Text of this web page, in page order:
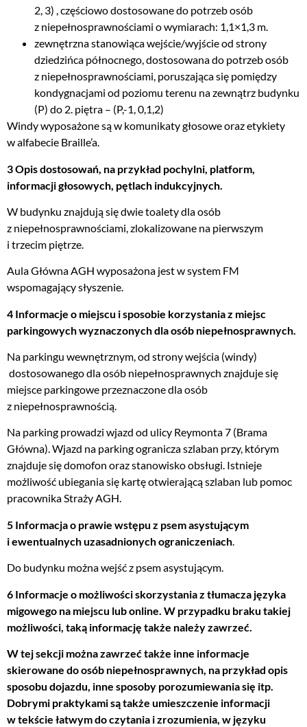
2, 3) , częściowo dostosowane do potrzeb osób
z niepełnosprawnościami o wymiarach: 1,1×1,3 m.
zewnętrzna stanowiąca wejście/wyjście od strony
dziedzińca północnego, dostosowana do potrzeb osób
z niepełnosprawnościami, poruszająca się pomiędzy
kondygnacjami od poziomu terenu na zewnątrz budynku
(P) do 2. piętra – (P,-1, 0,1,2)
Windy wyposażone są w komunikaty głosowe oraz etykiety
w alfabecie Braille’a.
3 Opis dostosowań, na przykład pochylni, platform,
informacji głosowych, pętlach indukcyjnych.
W budynku znajdują się dwie toalety dla osób
z niepełnosprawnościami, zlokalizowane na pierwszym
i trzecim piętrze.
Aula Główna AGH wyposażona jest w system FM
wspomagający słyszenie.
4 Informacje o miejscu i sposobie korzystania z miejsc
parkingowych wyznaczonych dla osób niepełnosprawnych.
Na parkingu wewnętrznym, od strony wejścia (windy)
dostosowanego dla osób niepełnosprawnych znajduje się
miejsce parkingowe przeznaczone dla osób
z niepełnosprawnością.
Na parking prowadzi wjazd od ulicy Reymonta 7 (Brama
Główna). Wjazd na parking ogranicza szlaban przy, którym
znajduje się domofon oraz stanowisko obsługi. Istnieje
możliwość ubiegania się kartę otwierającą szlaban lub pomoc
pracownika Straży AGH.
5 Informacja o prawie wstępu z psem asystującym
i ewentualnych uzasadnionych ograniczeniach.
Do budynku można wejść z psem asystującym.
6 Informacje o możliwości skorzystania z tłumacza języka
migowego na miejscu lub online. W przypadku braku takiej
możliwości, taką informację także należy zawrzeć.
W tej sekcji można zawrzeć także inne informacje
skierowane do osób niepełnosprawnych, na przykład opis
sposobu dojazdu, inne sposoby porozumiewania się itp.
Dobrymi praktykami są także umieszczenie informacji
w tekście łatwym do czytania i zrozumienia, w języku